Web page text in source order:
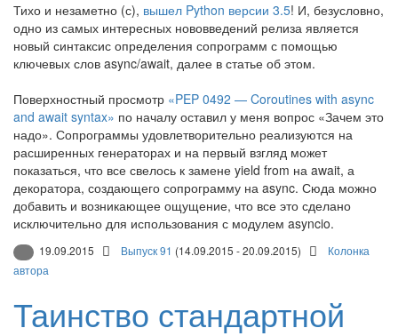
Тихо и незаметно (с), вышел Python версии 3.5! И, безусловно,
одно из самых интересных нововведений релиза является
новый синтаксис определения сопрограмм с помощью
ключевых слов async/await, далее в статье об этом.
Поверхностный просмотр «PEP 0492 — Coroutines with async
and await syntax» по началу оставил у меня вопрос «Зачем это
надо». Сопрограммы удовлетворительно реализуются на
расширенных генераторах и на первый взгляд может
показаться, что все свелось к замене yield from на await, а
декоратора, создающего сопрограмму на async. Сюда можно
добавить и возникающее ощущение, что все это сделано
исключительно для использования с модулем asyncio.
19.09.2015 Выпуск 91 (14.09.2015 - 20.09.2015)
Колонка
автора
Таинство стандартной